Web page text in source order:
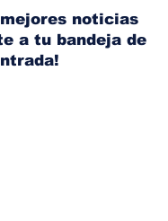
mejores noticias
a tu bandeja de